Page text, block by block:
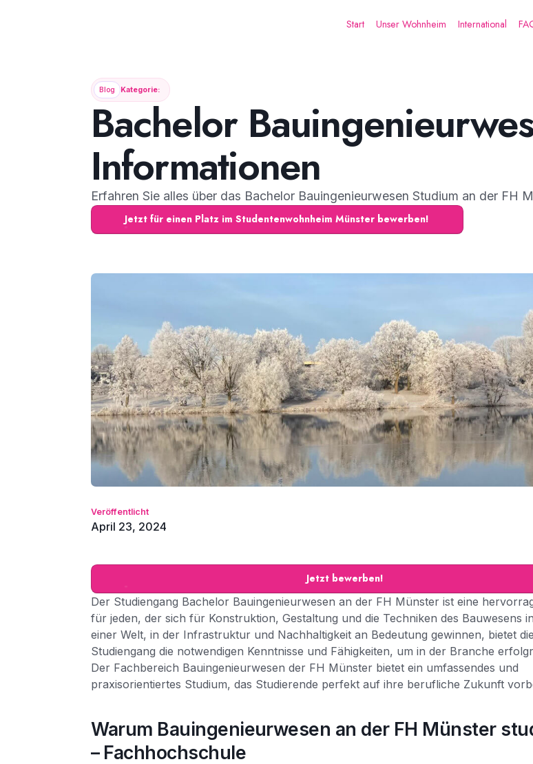
Start Unser Wohnheim International
Blog Kategorie:
Bachelor
Informationen
Erfahren Sie alles über das Bachelor Bauingenieurwesen Studium an der FH
Jetzt für einen Platz im Studentenwohnheim Münster bewerben!
Veröffentlicht
April 23, 2024
Jetzt bewerben!
Der Studiengang Bachelor Bauingenieurwesen an der FH Münster ist eine
für jeden, der sich für Konstruktion, Gestaltung und die Techniken des Bauwesens
einer Welt, in der Infrastruktur und Nachhaltigkeit an Bedeutung gewinnen, bietet
Studiengang die notwendigen Kenntnisse und Fähigkeiten, um in der Branche
Der Fachbereich Bauingenieurwesen der FH Münster bietet ein umfassendes und
praxisorientiertes Studium, das Studierende perfekt auf ihre berufliche Zukunft
Warum Bauingenieurwesen an der FH Münster
– Fachhochschule